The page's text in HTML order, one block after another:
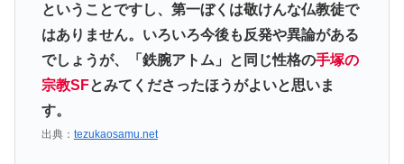
ということですし、第一ぼくは敬けんな仏教徒で
はありません。いろいろ今後も反発や異論がある
でしょうが、「鉄腕アトム」と同じ性格の手塚の
宗教SFとみてくださったほうがよいと思いま
す。
出典： tezukaosamu.net